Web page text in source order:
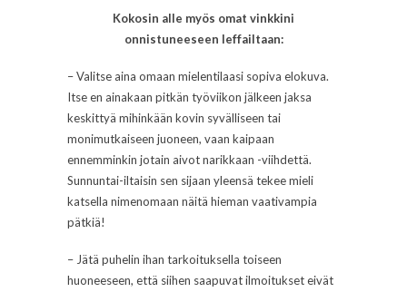
Kokosin alle myös omat vinkkini
onnistuneeseen leffailtaan:
– Valitse aina omaan mielentilaasi sopiva elokuva.
Itse en ainakaan pitkän työviikon jälkeen jaksa
keskittyä mihinkään kovin syvälliseen tai
monimutkaiseen juoneen, vaan kaipaan
ennemminkin jotain aivot narikkaan -viihdettä.
Sunnuntai-iltaisin sen sijaan yleensä tekee mieli
katsella nimenomaan näitä hieman vaativampia
pätkiä!
– Jätä puhelin ihan tarkoituksella toiseen
huoneeseen, että siihen saapuvat ilmoitukset eivät